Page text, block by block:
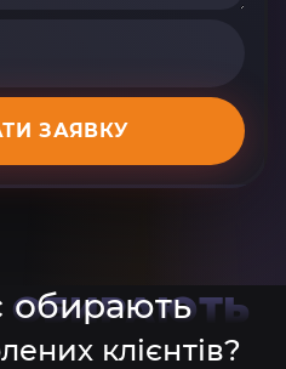
ЗАЯВКУ
обирають
клієнтів?
ОБИРАЮТЬ